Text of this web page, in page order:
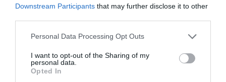
Downstream Participants that may further disclose it to other
Please note that this website/app uses one or more Google
not limited to your visit or usage behaviour. You may click to
grant or deny consent to Google and its third-party tags to
use your data for below specified purposes in below Google
Personal Data Processing Opt Outs
I want to opt-out of the Sharing of my
personal data.
Opted In
«Φώτισε» το Κίεβο μετά από χτύπημα με
υπερηχητικό 3M22 Zircon: Σοκαρισμένος